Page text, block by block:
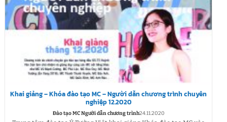
Khai giảng – Khóa đào tạo MC – Người dẫn chương trình chuyên
nghiệp 12.2020
Đào tạo MC Người dẫn chương trình24.11.2020